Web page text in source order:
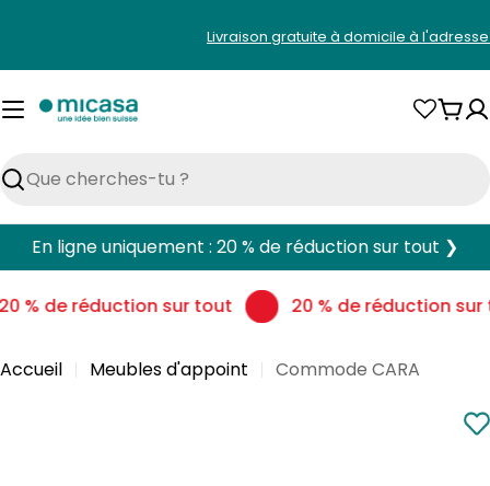
contenu
Livraison gratuite à domicile à
Rechercher
En ligne uniquement : 20 % de réduction sur tout ❯
% de réduction sur tout 20 % de réduction sur
Accueil Meubles d'appoint Commode CARA